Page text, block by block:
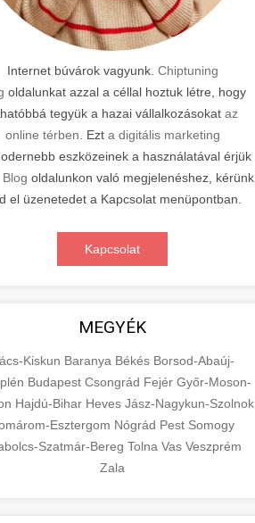
Internet búvárok vagyunk. Chiptuning
oldalunkat azzal a céllal hoztuk létre, hogy
tegyük a hazai vállalkozásokat az
online térben . Ezt a digitális marketing
eszközeinek a használatával érjük
oldalunkon való megjelenéshez, kérünk
el üzenetedet a Kapcsolat menüpontban.
Kapcsolat
MEGYÉK
Kiskun Baranya Békés Borsod-Abaúj-
Budapest Csongrád Fejér Győr-Moson-
Hajdú-Bihar Heves Jász-Nagykun-Szolnok
Esztergom Nógrád Pest Somogy
Szatmár-Bereg Tolna Vas Veszprém
Zala